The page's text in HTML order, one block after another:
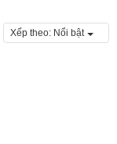
Xếp theo: Nổi bật